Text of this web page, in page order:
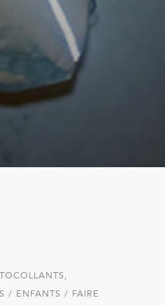
/ ENFANTS / FAIRE